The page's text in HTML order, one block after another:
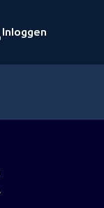
Inloggen